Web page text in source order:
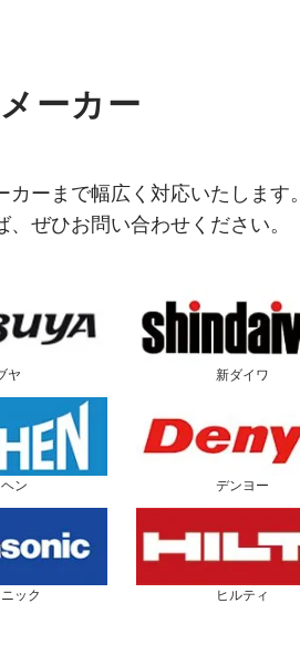
ーカー
ーまで幅広く対応いたします。
ぜひお問い合わせください。
ヤ 新ダイワ
ン デンヨー
ック ヒルティ